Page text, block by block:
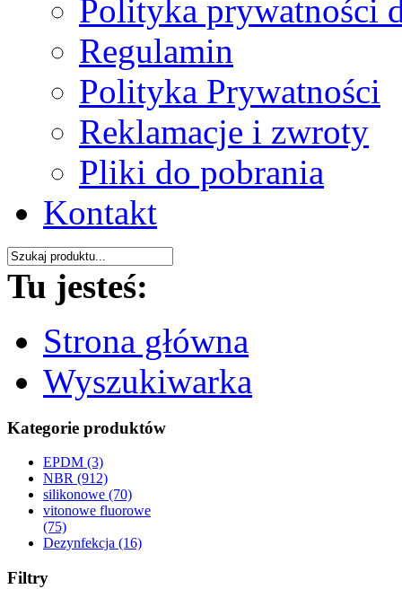
Polityka prywatności
Regulamin
Polityka Prywatności
Reklamacje i zwroty
Pliki do pobrania
Kontakt
Tu jesteś:
Strona główna
Wyszukiwarka
Kategorie produktów
EPDM (3)
NBR (912)
silikonowe (70)
vitonowe fluorowe
(75)
Dezynfekcja (16)
Filtry